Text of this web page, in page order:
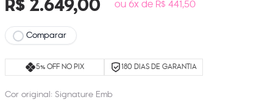
ou 6x de R$ 441,50
Comparar
5% OFF NO PIX 180 DIAS DE GARANTIA
Cor original: Signature Emb